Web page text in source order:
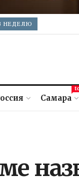
НЕДЕЛЮ
Самара